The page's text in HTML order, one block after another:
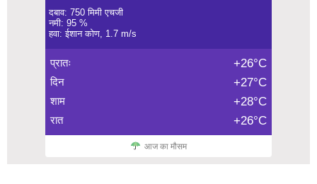
दबाव: 750 मिमी एचजी
नमी: 95 %
हवा: ईशान कोण, 1.7 m/s
प्रातः +26°C
दिन +27°C
शाम +28°C
रात +26°C
आज का मौसम